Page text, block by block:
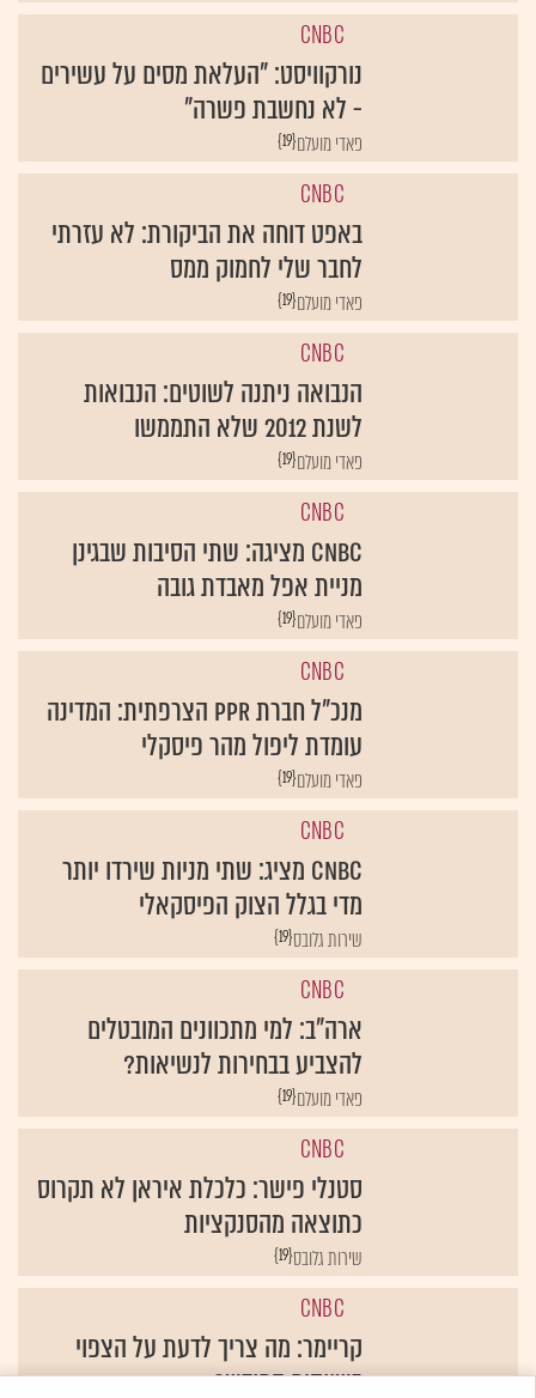
CNBC
נורקוויסט: "העלאת מסים על עשירים
- לא נחשבת פשרה"
{19}פאדי מועלם
CNBC
באפט דוחה את הביקורת: לא עזרתי
לחבר שלי לחמוק ממס
{19}פאדי מועלם
CNBC
הנבואה ניתנה לשוטים: הנבואות
לשנת 2012 שלא התממשו
{19}פאדי מועלם
CNBC
CNBC מציגה: שתי הסיבות שבגינן
מניית אפל מאבדת גובה
{19}פאדי מועלם
CNBC
מנכ"ל חברת PPR הצרפתית: המדינה
עומדת ליפול מהר פיסקלי
{19}פאדי מועלם
CNBC
CNBC מציג: שתי מניות שירדו יותר
מדי בגלל הצוק הפיסקאלי
{19}שירות גלובס
CNBC
ארה"ב: למי מתכוונים המובטלים
להצביע בבחירות לנשיאות?
{19}פאדי מועלם
CNBC
סטנלי פישר: כלכלת איראן לא תקרוס
כתוצאה מהסנקציות
{19}שירות גלובס
CNBC
קריימר: מה צריך לדעת על הצפוי
בשווקים החודש?